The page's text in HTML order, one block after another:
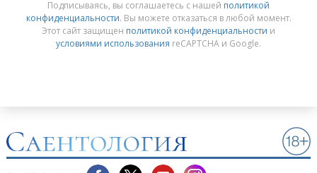
Подписываясь, вы соглашаетесь с нашей политикой
конфиденциальности. Вы можете отказаться в любой момент.
Этот сайт защищен политикой конфиденциальности и
условиями использования reCAPTCHA и Google.